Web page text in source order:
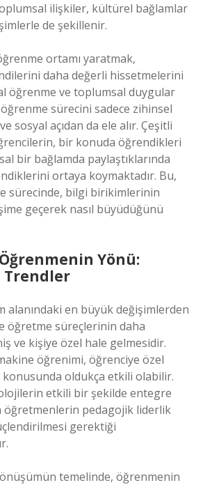
ilişkiler, kültürel bağlamlar
de şekillenir.
ortamı yaratmak,
daha değerli hissetmelerini
öğrenme ve toplumsal duygular
sürecini sadece zihinsel
sosyal açıdan da ele alır. Çeşitli
bir konuda öğrendikleri
bir bağlamda paylaştıklarında
ortaya koymaktadır. Bu,
sürecinde, bilgi birikimlerinin
geçerek nasıl büyüdüğünü
Yönü:
Trendler
alanındaki en büyük değişimlerden
öğretme süreçlerinin daha
ve kişiye özel hale gelmesidir.
öğrenimi, öğrenciye özel
oldukça etkili olabilir.
etkili bir şekilde entegre
öğretmenlerin pedagojik liderlik
gerektiği
temelinde, öğrenmenin